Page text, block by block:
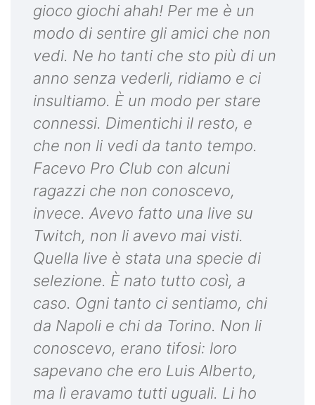
gioco giochi ahah! Per me è un
modo di sentire gli amici che non
vedi. Ne ho tanti che sto più di un
anno senza vederli, ridiamo e ci
insultiamo. È un modo per stare
connessi. Dimentichi il resto, e
che non li vedi da tanto tempo.
Facevo Pro Club con alcuni
ragazzi che non conoscevo,
invece. Avevo fatto una live su
Twitch, non li avevo mai visti.
Quella live è stata una specie di
selezione. È nato tutto così, a
caso. Ogni tanto ci sentiamo, chi
da Napoli e chi da Torino. Non li
conoscevo, erano tifosi: loro
sapevano che ero Luis Alberto,
ma lì eravamo tutti uguali. Li ho